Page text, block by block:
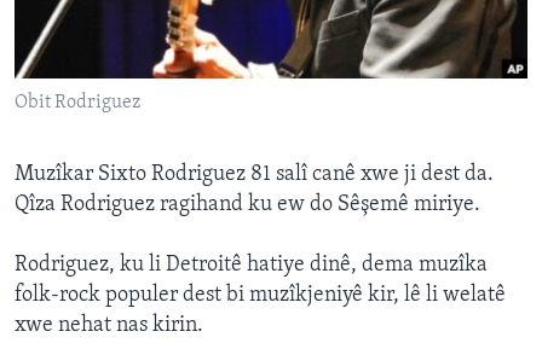
ÇAND Û HUNER
SERNIVÎS
SORANÎ
Learning English
Obit Rodriguez
Muzîkar Sixto Rodriguez 81 salî canê xwe ji dest da.
Qîza Rodriguez ragihand ku ew do Sêşemê miriye.
Rodriguez, ku li Detroitê hatiye dinê, dema muzîka
folk-rock populer dest bi muzîkjeniyê kir, lê li welatê
xwe nehat nas kirin.